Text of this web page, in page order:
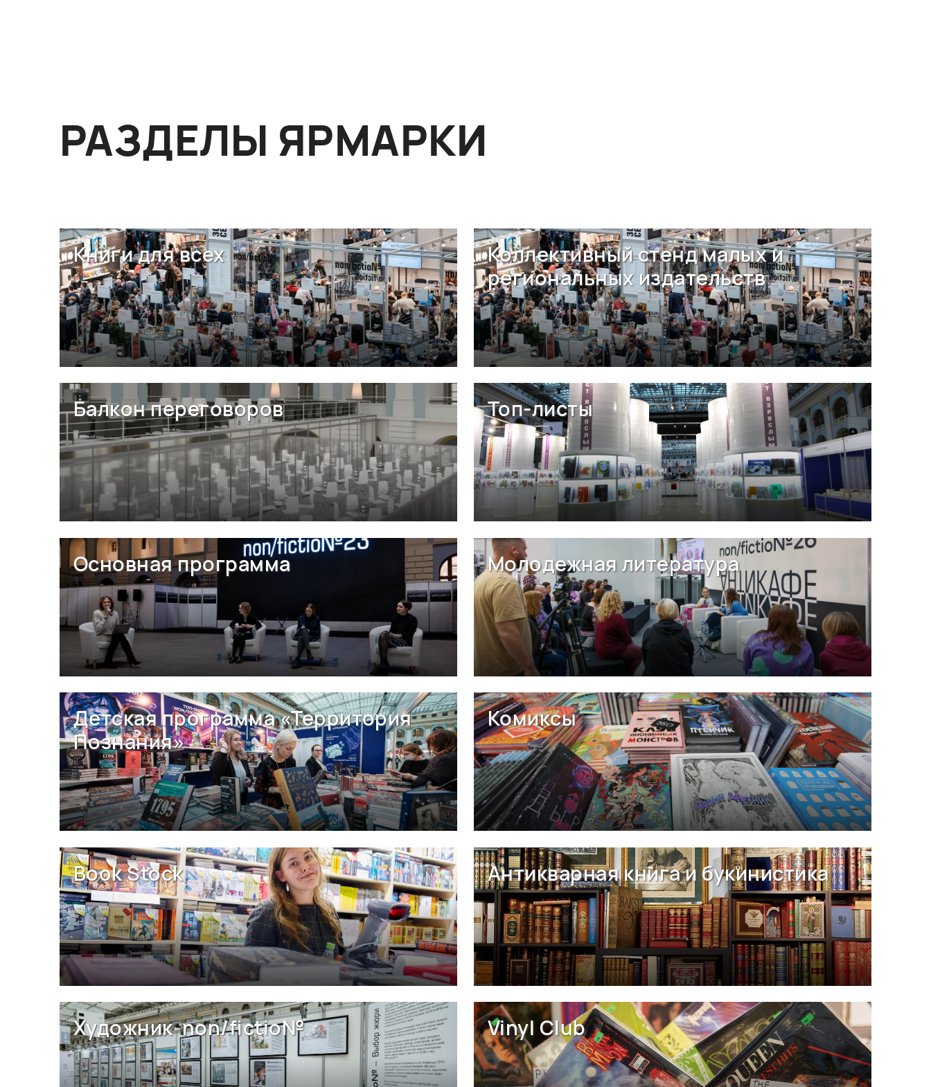
РАЗДЕЛЫ ЯРМАРКИ
Книги для всех
Коллективный стенд малых и
региональных издательств
Балкон переговоров Топ-листы
Основная программа Молодежная литература
Детская программа «Территория
Познания»
Комиксы
Book Stock Антикварная книга и букинистика
Художник non/fictio№ Vinyl Club